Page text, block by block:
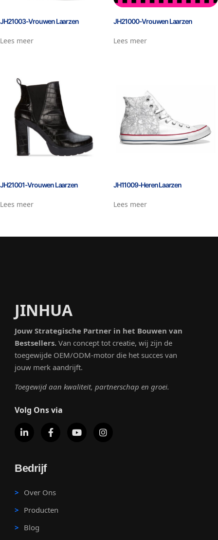
JH21003-Vrouwen Laarzen
Lees meer
JH21000-Vrouwen Laarzen
Lees meer
JH21001-Vrouwen Laarzen
Lees meer
JH11009-Heren Laarzen
Lees meer
JINHUA
Jouw Strategische Partner in het Bouwen van
Bestsellers. Van concept tot creatie, wij zijn de
toegewijde OEM/ODM-motor die het succes van
jouw merk aandrijft.
Toegewijd aan kwaliteit, partnerschap en groei.
Volg Ons via
Bedrijf
Over Ons
Producten
Blog